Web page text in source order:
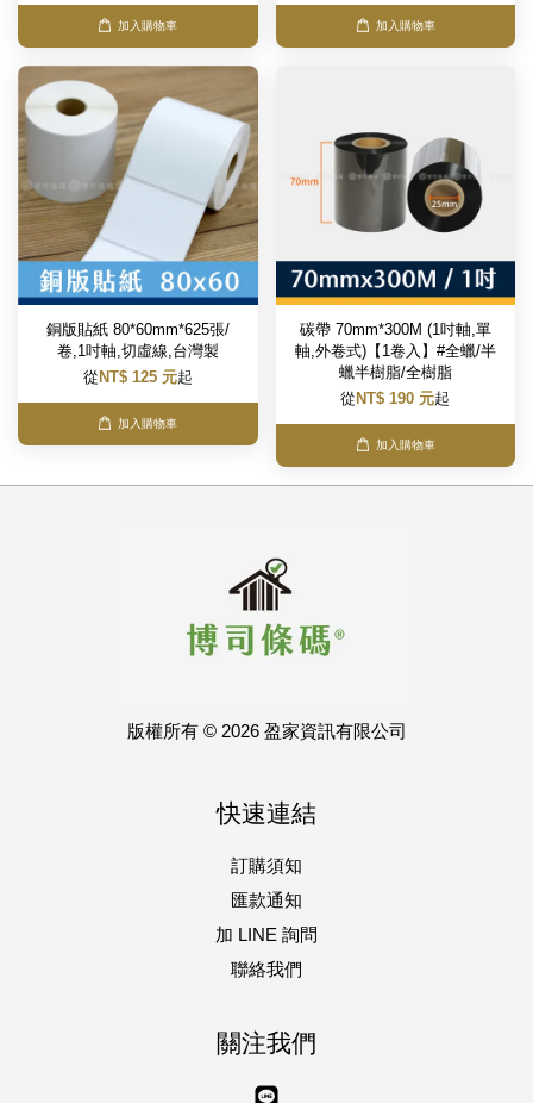
加入購物車 加入購物車
銅版貼紙 80*60mm*625張/
卷,1吋軸,切虛線,台灣製
從 NT$ 125 元起
加入購物車
碳帶 70mm*300M (1吋軸,單
軸,外卷式)【1卷入】#全蠟/半
蠟半樹脂/全樹脂
從 NT$ 190 元起
加入購物車
版權所有 © 2026 盈家資訊有限公司
快速連結
訂購須知
匯款通知
加 LINE 詢問
聯絡我們
關注我們